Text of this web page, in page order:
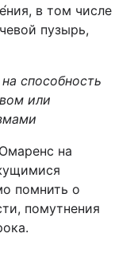
в том числе
пузырь,
способность
или
на
помнить о
помутнения